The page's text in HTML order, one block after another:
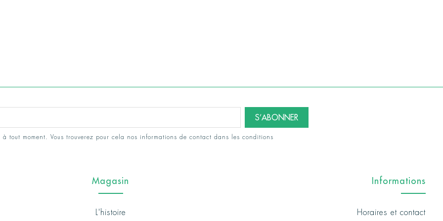
à tout moment. Vous trouverez pour cela nos informations de contact dans les conditions
Magasin
L'histoire
Informations
Horaires et contact